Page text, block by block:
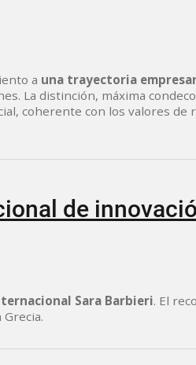
a una trayectoria
La distinción, máxima
coherente con los valores
de
Sara Barbieri. El